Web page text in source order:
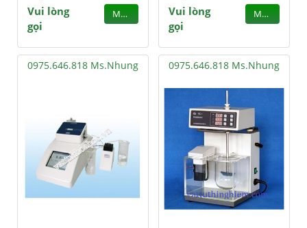
Vui lòng
gọi
MUA
Vui lòng
gọi
MUA
0975.646.818 Ms.Nhung 0975.646.818 Ms.Nhung